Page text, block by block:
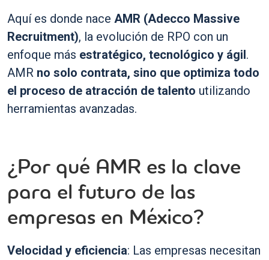
Aquí es donde nace AMR (Adecco Massive
Recruitment), la evolución de RPO con un
enfoque más estratégico, tecnológico y ágil.
AMR no solo contrata, sino que optimiza todo
el proceso de atracción de talento utilizando
herramientas avanzadas.
¿Por qué AMR es la clave
para el futuro de las
empresas en México?
Velocidad y eficiencia: Las empresas necesitan